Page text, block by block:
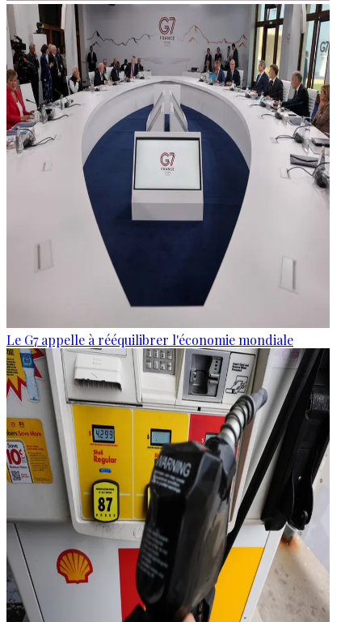
Le G7 appelle à rééquilibrer l'économie mondiale